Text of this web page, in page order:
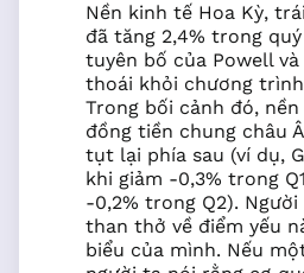
Nền kinh tế Hoa Kỳ,
đã tăng 2,4% trong
tuyên bố của Powell
thoái khỏi chương
Trong bối cảnh đó,
đồng tiền chung châu
tụt lại phía sau (ví dụ,
khi giảm -0,3% trong
-0,2% trong Q2). Người
than thở về điểm yếu
biểu của mình. Nếu